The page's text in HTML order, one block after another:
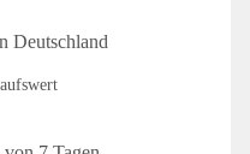
Deutschland